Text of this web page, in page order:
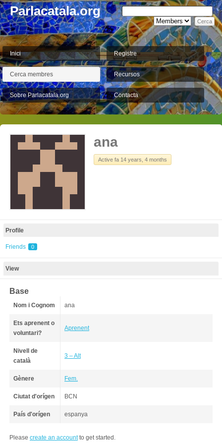
Parlacatala.org
Inici Registre
Cerca membres Recursos
Sobre Parlacatala.org Contacta
ana
Active fa 14 years, 4 months
Profile
Friends 0
View
Base
Nom i Cognom ana
Ets aprenent o
voluntari?
Aprenent
Nivell de
català
3 – Alt
Gènere Fem.
Ciutat d'orígen BCN
País d'orígen espanya
Please create an accountto get started.